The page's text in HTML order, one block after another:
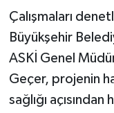
Çalışmaları
Büyükşehir
ASKİ Genel
Geçer, projenin
sağlığı